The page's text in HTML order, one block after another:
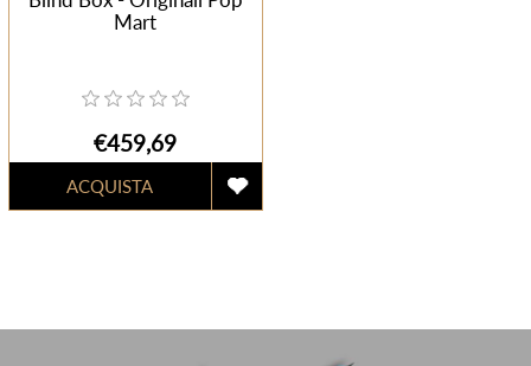
Mart
€459,69